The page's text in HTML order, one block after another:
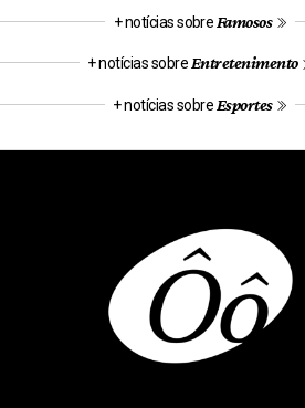
+ notícias sobre Famosos
+ notícias sobre Entretenimento
+ notícias sobre Esportes